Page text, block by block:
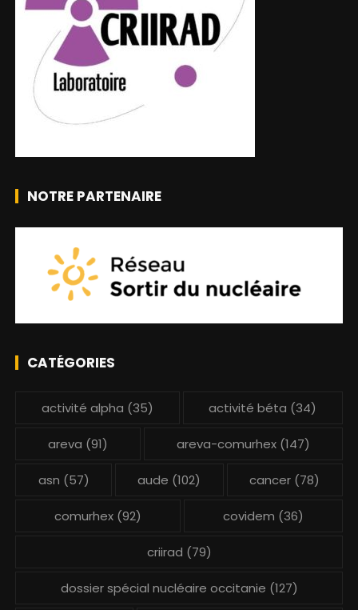
NOTRE PARTENAIRE
CATÉGORIES
activité alpha (35) activité béta (34)
areva (91) areva-comurhex(147)
asn (57) aude (102) cancer (78)
comurhex (92) covidem (36)
criirad (79)
dossier spécial nucléaire occitanie (127)